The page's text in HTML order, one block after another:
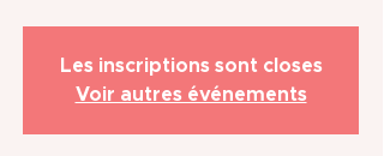
Les inscriptions sont closes
Voir autres événements